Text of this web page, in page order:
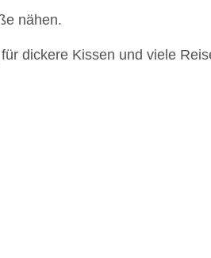
nähen.
dickere Kissen und viele